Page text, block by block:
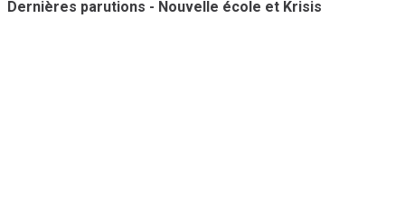
Dernières parutions - Nouvelle école et Krisis